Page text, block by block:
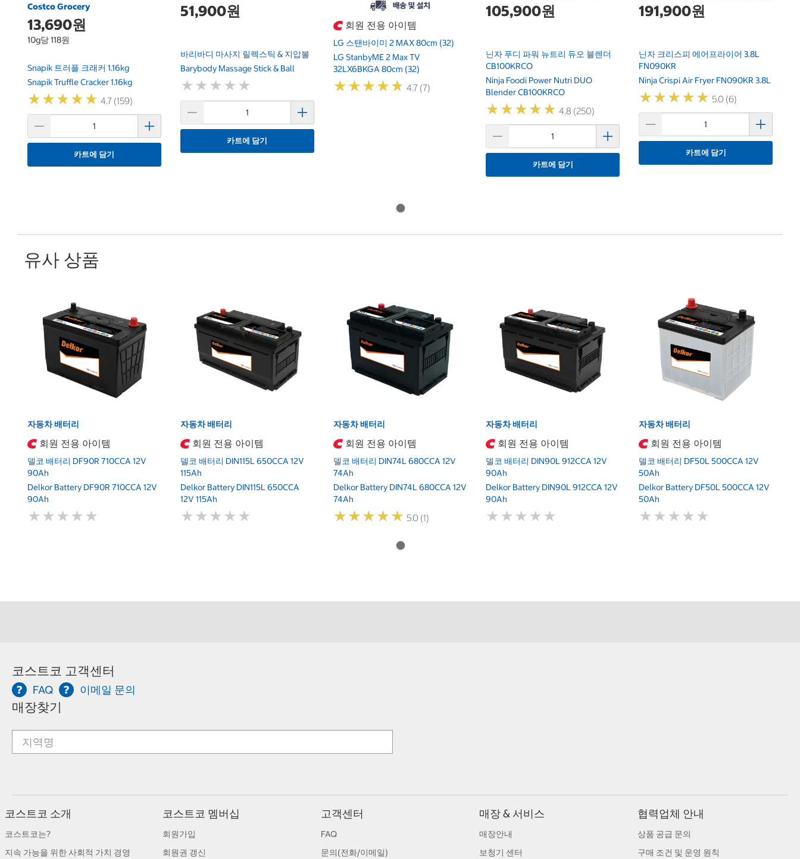
Costco Grocery
13,690원
10g당 118원
Snapik 트러플 크래커 1.16kg
Snapik Truffle Cracker 1.16kg
★★★★★
★★★★★ 4.7 (159)
카트에 담기
51,900원
바리바디 마사지 릴렉스틱 & 지압볼
Barybody Massage Stick & Ball
★ ★ ★ ★ ★
★ ★ ★ ★ ★
카트에 담기
회원 전용 아이템
LG 스탠바이미 2 MAX 80cm (32)
LG StanbyME 2 Max TV
32LX6BKGA 80cm (32)
★★★★★
★★★★★ 4.7 (7)
105,900원
닌자 푸디 파워 뉴트리 듀오 블렌더
CB100KRCO
Ninja Foodi Power Nutri DUO
Blender CB100KRCO
★★★★★
★★★★★ 4.8 (250)
카트에 담기
191,900원
닌자 크리스피 에어프라이어 3.8L
FN090KR
Ninja Crispi Air Fryer FN090KR 3.8L
★★★★★
★★★★★ 5.0 (6)
카트에 담기
유사 상품
자동차 배터리
회원 전용 아이템
델코 배터리 DF90R 710CCA 12V
90Ah
Delkor Battery DF90R 710CCA 12V
90Ah
★ ★ ★ ★ ★
★ ★ ★ ★ ★
자동차 배터리
회원 전용 아이템
델코 배터리 DIN115L 650CCA 12V
115Ah
Delkor Battery DIN115L 650CCA
12V 115Ah
★ ★ ★ ★ ★
★ ★ ★ ★ ★
자동차 배터리
회원 전용 아이템
델코 배터리 DIN74L 680CCA 12V
74Ah
Delkor Battery DIN74L 680CCA 12V
74Ah
★★★★★
★★★★★ 5.0 (1)
자동차 배터리
회원 전용 아이템
델코 배터리 DIN90L 912CCA 12V
90Ah
Delkor Battery DIN90L 912CCA 12V
90Ah
★ ★ ★ ★ ★
★ ★ ★ ★ ★
자동차 배터리
회원 전용 아이템
델코 배터리 DF50L 500CCA 12V
50Ah
Delkor Battery DF50L 500CCA 12V
50Ah
★ ★ ★ ★ ★
★ ★ ★ ★ ★
코스트코 고객센터
FAQ 이메일 문의
매장찾기
코스트코 소개
코스트코는?
지속 가능을 위한 사회적 가치 경영
코스트코 멤버십
회원가입
회원권 갱신
고객센터
FAQ
문의(전화/이메일)
매장 & 서비스
매장안내
보청기 센터
협력업체 안내
상품 공급 문의
구매 조건 및 운영 원칙